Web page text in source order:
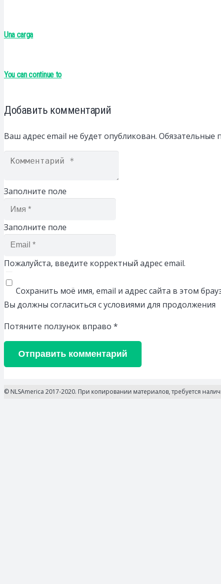
Una carga
You can continue to
Добавить комментарий
Ваш адрес email не будет опубликован. Обязательные
Заполните поле
Заполните поле
Пожалуйста, введите корректный адрес email.
Сохранить моё имя, email и адрес сайта в этом
Вы должны согласиться с условиями для продолжения
Потяните ползунок вправо *
Отправить комментарий
© NLSAmerica 2017-2020. При копировании материалов, требуется